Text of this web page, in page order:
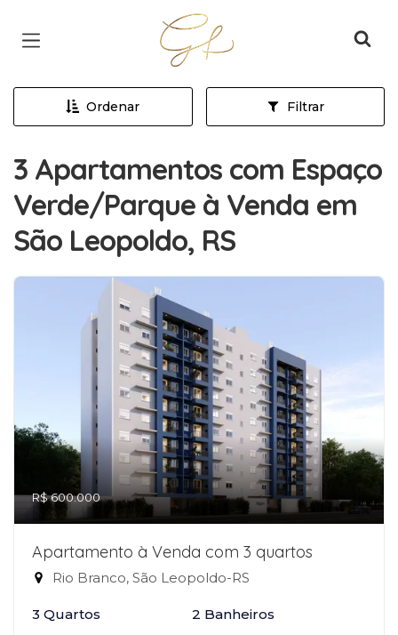
Página inicial
Ordenar Filtrar
3 Apartamentos com Espaço
Verde/Parque à Venda em
São Leopoldo, RS
R$ 600.000
Apartamento à Venda com 3 quartos
Rio Branco, São Leopoldo-RS
3 Quartos 2 Banheiros